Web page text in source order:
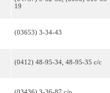
19
(03653) 3-34-43
(0412) 48-95-34, 48-95-35 с/с